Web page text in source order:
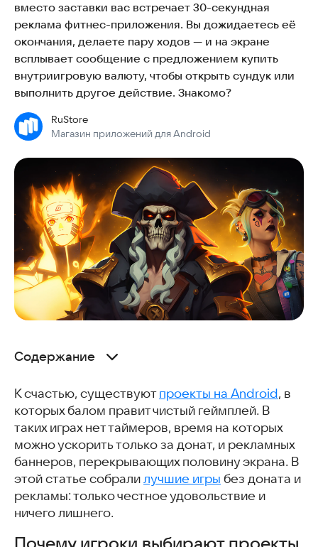
вместо заставки вас встречает 30-секундная
реклама фитнес-приложения. Вы дожидаетесь её
окончания, делаете пару ходов — и на экране
всплывает сообщение с предложением купить
внутриигровую валюту, чтобы открыть сундук или
выполнить другое действие. Знакомо?
RuStore
Магазин приложений для Android
Содержание
Как разработчики монетизируют такие игры
Игры без рекламы и доната, которые можно скачать в
RuStore
Peace, Death!
Peace, Death! 2
Choice of Life: Middle Ages 2
Isometric Survival: Outbreak
Путь Короля — Вечная Слава
Legends Reborn: Последний бой
К счастью, существуют проекты на Android, в
которых балом правит чистый геймплей. В
таких играх нет таймеров, время на которых
можно ускорить только за донат, и рекламных
баннеров, перекрывающих половину экрана. В
этой статье собрали лучшие игры без доната и
рекламы: только честное удовольствие и
ничего лишнего.
Почему игроки выбирают проекты